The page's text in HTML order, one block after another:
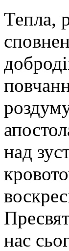
Тепла,
над
нас